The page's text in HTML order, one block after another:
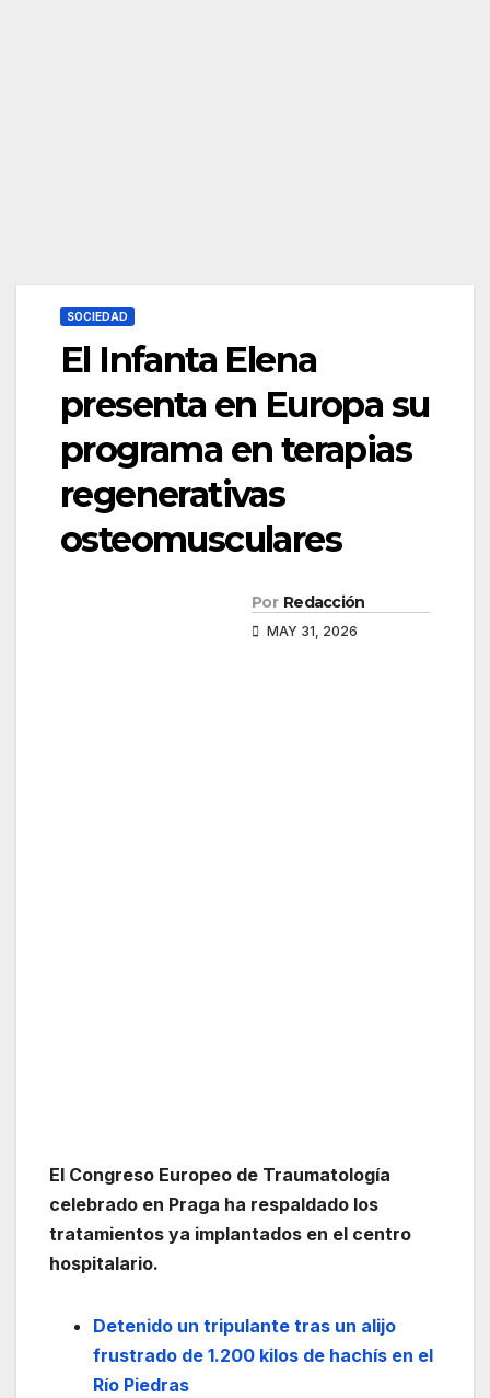
SOCIEDAD
El Infanta Elena
presenta en Europa su
programa en terapias
regenerativas
osteomusculares
Por Redacción
MAY 31, 2026
El Congreso Europeo de Traumatología
celebrado en Praga ha respaldado los
tratamientos ya implantados en el centro
hospitalario.
Detenido un tripulante tras un alijo
frustrado de 1.200 kilos de hachís en el
Río Piedras